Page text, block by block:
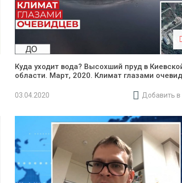
Куда уходит вода? Высохший пруд в
области. Март, 2020. Климат глазами
03.04.2020 Добавить в